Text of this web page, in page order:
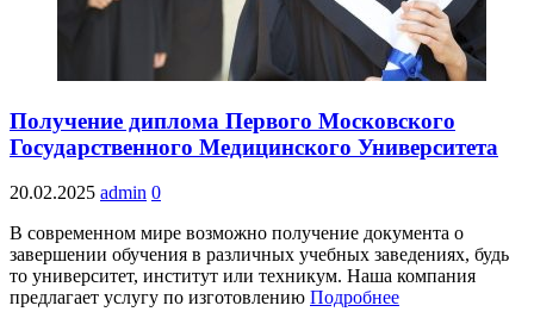
Получение диплома Первого Московского
Государственного Медицинского Университета
20.02.2025 admin 0
В современном мире возможно получение документа о
завершении обучения в различных учебных заведениях, будь
то университет, институт или техникум. Наша компания
предлагает услугу по изготовлению Подробнее